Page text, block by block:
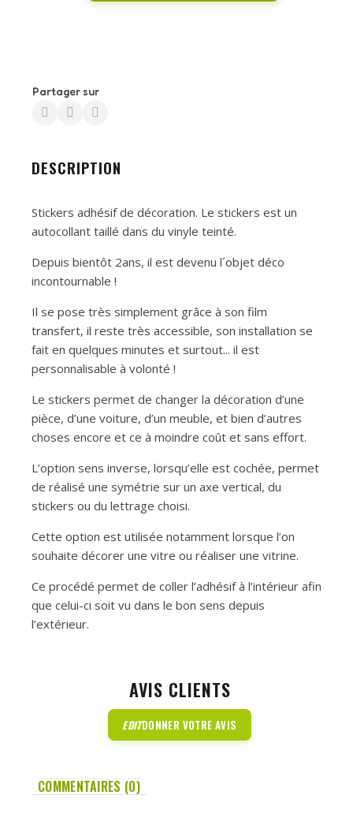
Partager sur
DESCRIPTION
Stickers adhésif de décoration. Le stickers est un
autocollant taillé dans du vinyle teinté.
Depuis bientôt 2ans, il est devenu l´objet déco
incontournable !
Il se pose très simplement grâce à son film
transfert, il reste très accessible, son installation se
fait en quelques minutes et surtout... il est
personnalisable à volonté !
Le stickers permet de changer la décoration d’une
pièce, d’une voiture, d’un meuble, et bien d’autres
choses encore et ce à moindre coût et sans effort.
L’option sens inverse, lorsqu’elle est cochée, permet
de réalisé une symétrie sur un axe vertical, du
stickers ou du lettrage choisi.
Cette option est utilisée notamment lorsque l’on
souhaite décorer une vitre ou réaliser une vitrine.
Ce procédé permet de coller l’adhésif à l’intérieur afin
que celui-ci soit vu dans le bon sens depuis
l’extérieur.
AVIS CLIENTS
EDITDONNER VOTRE AVIS
COMMENTAIRES (0)